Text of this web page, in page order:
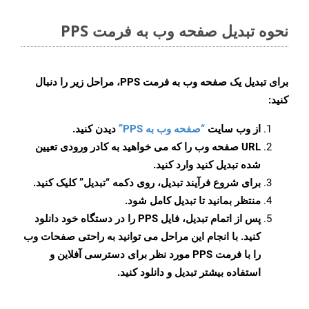
نحوه تبدیل صفحه وب به فرمت PPS
برای تبدیل یک صفحه وب به فرمت PPS، مراحل زیر را دنبال
کنید:
از وب سایت “صفحه وب به PPS”
دیدن کنید.
URL صفحه وب را که می خواهید به کادر ورودی تعیین
شده تبدیل کنید وارد کنید.
برای شروع فرآیند تبدیل، روی دکمه “تبدیل” کلیک کنید.
منتظر بمانید تا تبدیل کامل شود.
پس از اتمام تبدیل، فایل PPS را در دستگاه خود دانلود
کنید. با انجام این مراحل می توانید به راحتی صفحات وب
را با فرمت PPS مورد نظر برای دسترسی آفلاین و
استفاده بیشتر تبدیل و دانلود کنید.